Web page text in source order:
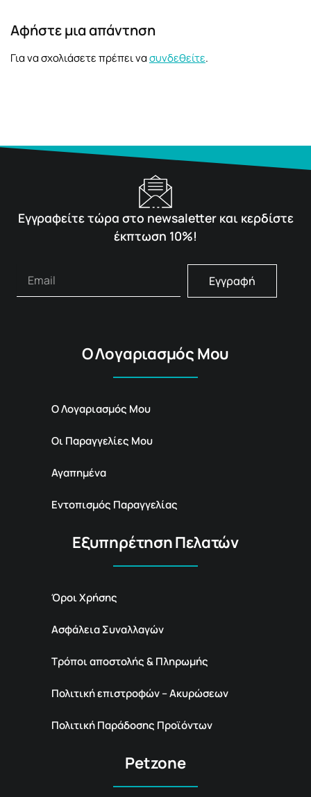
Αφήστε μια απάντηση
Για να σχολιάσετε πρέπει νασυνδεθείτε.
Εγγραφείτε τώρα στο newsaletter και κερδίστε
έκπτωση 10%!
Εγγραφή
Ο Λογαριασμός Μου
Ο Λογαριασμός Μου
Οι Παραγγελίες Μου
Αγαπημένα
Εντοπισμός Παραγγελίας
Εξυπηρέτηση Πελατών
Όροι Χρήσης
Ασφάλεια Συναλλαγών
Τρόποι αποστολής & Πληρωμής
Πολιτική επιστροφών – Ακυρώσεων
Πολιτική Παράδοσης Προϊόντων
Petzone